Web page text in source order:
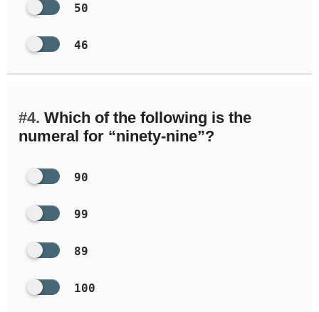
50
46
#4. Which of the following is the
numeral for “ninety-nine”?
90
99
89
100